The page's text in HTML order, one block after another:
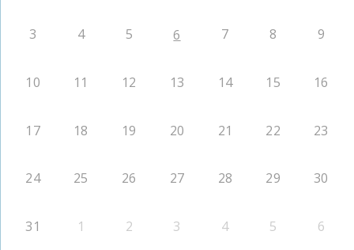
3 4 5 6 7 8 9
10 11 12 13 14 15 16
17 18 19 20 21 22 23
24 25 26 27 28 29 30
31 1 2 3 4 5 6